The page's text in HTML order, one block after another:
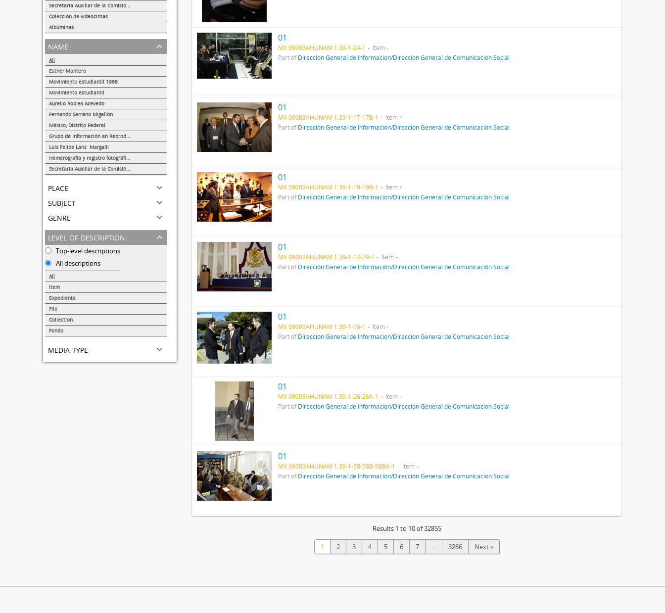
Secretaría Auxiliar de la Comisión Organizadora de la Exposición 1929-1979. Autonomía Universitaria UNAM.
Colección de videocintas
Albúminas
1
name
All
Esther Montero
Movimiento estudiantil 1968
Movimiento estudiantil
Aurelio Robles Acevedo
Fernando Serrano Migallón
México, Distrito Federal
Grupo de Información en Reproducción Elegida (GIRE)
Luis Felipe Lanz Margalli
Hemerografía y registro fotográfico sobre el conflicto universitario de 1999-2000
Secretaría Auxiliar de la Comisión Organizadora de la Exposición 1929-1979. Autonomía Universitaria UNAM.
place
subject
genre
level of description
Top-level descriptions
All descriptions
All
Item
Expediente
File
Collection
Fondo
media type
01
MX 09003AHUNAM 1.39-1-24-1
Item
Part ofDirección General de Información/Dirección General de Comunicación Social
01
MX 09003AHUNAM 1.39-1-17-17B-1
Item
Part ofDirección General de Información/Dirección General de Comunicación Social
01
MX 09003AHUNAM 1.39-1-19-19B-1
Item
Part ofDirección General de Información/Dirección General de Comunicación Social
01
MX 09003AHUNAM 1.39-1-14-79-1
Item
Part ofDirección General de Información/Dirección General de Comunicación Social
01
MX 09003AHUNAM 1.39-1-16-1
Item
Part ofDirección General de Información/Dirección General de Comunicación Social
01
MX 09003AHUNAM 1.39-1-26-26A-1
Item
Part ofDirección General de Información/Dirección General de Comunicación Social
01
MX 09003AHUNAM 1.39-1-58-58B-58BA-1
Item
Part ofDirección General de Información/Dirección General de Comunicación Social
Results 1 to 10 of 32855
1 2 3 4 5 6 7 ... 3286 Next »